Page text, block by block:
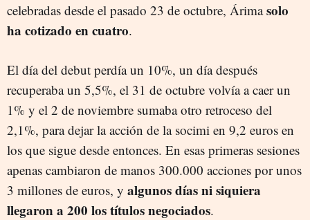
celebradas desde el pasado 23 de octubre, Árimasolo
ha cotizado en cuatro.
El día del debut perdía un 10%, un día después
recuperaba un 5,5%, el 31 de octubre volvía a caer un
1% y el 2 de noviembre sumaba otro retroceso del
2,1%, para dejar la acción de la socimi en 9,2 euros en
los que sigue desde entonces. En esas primeras sesiones
apenas cambiaron de manos 300.000 acciones por unos
3 millones de euros, y algunos días ni siquiera
llegaron a 200 los títulos negociados.